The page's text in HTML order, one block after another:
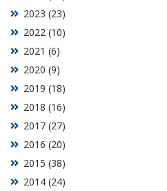
2014 (24)
2015 (38)
2016 (20)
2017 (27)
2018 (16)
2019 (18)
2020 (9)
2021 (6)
2022 (10)
2023 (23)